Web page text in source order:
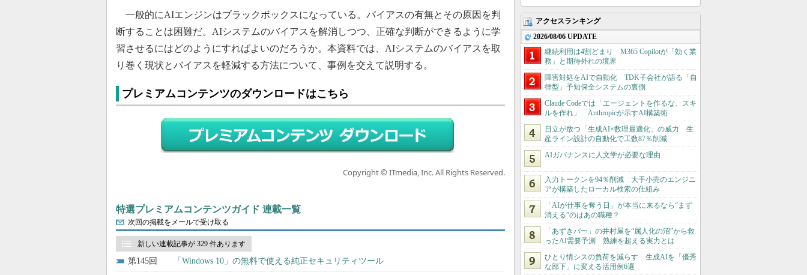
一般的にAIエンジンはブラックボックスになっている。バイアスの有無とその原因を判
断することは困難だ。AIシステムのバイアスを解消しつつ、正確な判断ができるように学
習させるにはどのようにすればよいのだろうか。本資料では、AIシステムのバイアスを取
り巻く現状とバイアスを軽減する方法について、事例を交えて説明する。
プレミアムコンテンツのダウンロードはこちら
Copyright © ITmedia, Inc. All Rights Reserved.
特選プレミアムコンテンツガイド 連載一覧
次回の掲載をメールで受け取る
新しい連載記事が 329 件あります
145 「Windows 10」の無料で使える純正セキュリティツール
アクセスランキング
2026/08/06 UPDATE
継続利用は4割どまり M365 Copilotが「効く業
務」と期待外れの境界
障害対処をAIで自動化 TDK子会社が語る「自
律型」予知保全システムの裏側
Claude Codeでは「エージェントを作るな、スキ
ルを作れ」 Anthropicが示すAI構築術
日立が放つ「生成AI×数理最適化」の威力 生
産ライン設計の自動化で工数87％削減
AIガバナンスに人文学が必要な理由
入力トークンを94％削減 大手小売のエンジニ
アが構築したローカル検索の仕組み
「AIが仕事を奪う日」が本当に来るなら“まず
消える”のはあの職種？
「あずきバー」の井村屋を“属人化の沼”から救
ったAI需要予測 熟練を超える実力とは
ひとり情シスの負荷を減らす 生成AIを「優秀
な部下」に変える活用例6選